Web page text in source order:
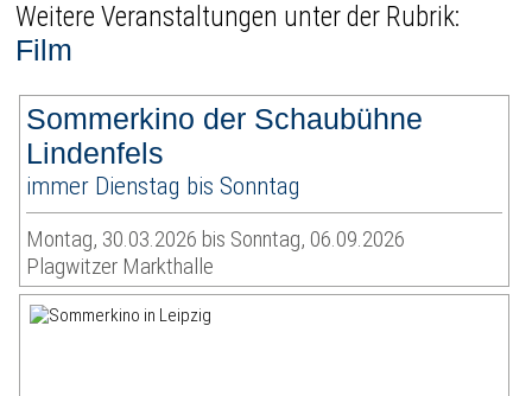
Weitere Veranstaltungen unter der Rubrik:
Film
Sommerkino der Schaubühne
Lindenfels
immer Dienstag bis Sonntag
Montag, 30.03.2026 bis Sonntag, 06.09.2026
Plagwitzer Markthalle